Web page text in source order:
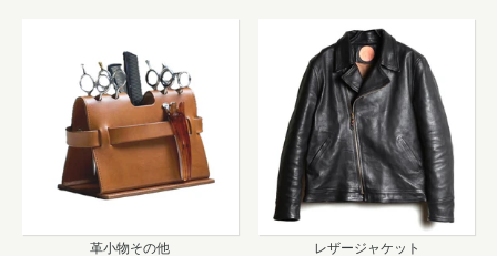
革小物その他 レザージャケット